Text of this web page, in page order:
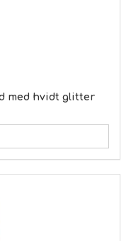
med hvidt glitter